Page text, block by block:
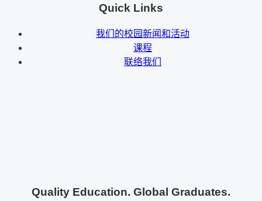
Quick Links
我们的校园新闻和活动
课程
联络我们
Quality Education. Global Graduates.